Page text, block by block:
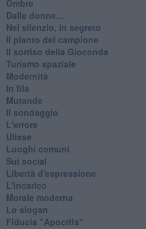
Ombre
Dalle donne...
Nel silenzio, in segreto
Il pianto del campione
Il sorriso della Gioconda
Turismo spaziale
Modernità
In fila
Mutande
Il sondaggio
L'errore
Ulisse
Luoghi comuni
Sui social
Libertà d'espressione
L'incarico
Morale moderna
Lo slogan
Fiducia "Apocrifa"